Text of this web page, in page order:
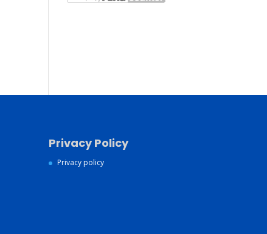
Privacy Policy
Privacy policy